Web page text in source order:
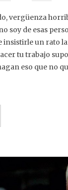
vergüenza
soy de esas
insistirle un rato
tu trabajo
eso que no